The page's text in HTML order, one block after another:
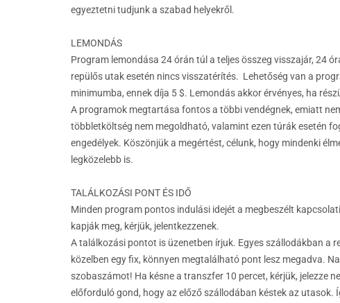
egyeztetni tudjunk a szabad helyekről.
LEMONDÁS
Program lemondása 24 órán túl a teljes összeg visszajár, 24
repülős utak esetén nincs visszatérítés. Lehetőség van a
minimumba, ennek díja 5 $. Lemondás akkor érvényes, ha
A programok megtartása fontos a többi vendégnek, emiatt
többletköltség nem megoldható, valamint ezen túrák esetén
engedélyek. Köszönjük a megértést, célunk, hogy mindenki
legközelebb is.
TALÁLKOZÁSI PONT ÉS IDŐ
Minden program pontos indulási idejét a megbeszélt
kapják meg, kérjük, jelentkezzenek.
A találkozási pontot is üzenetben írjuk. Egyes szállodákban a
közelben egy fix, könnyen megtalálható pont lesz megadva.
szobaszámot! Ha késne a transzfer 10 percet, kérjük, jelezze
előforduló gond, hogy az előző szállodában késtek az utasok.